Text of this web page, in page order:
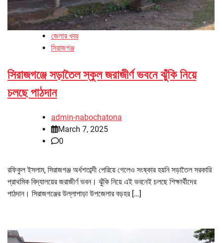
জেলার খবর
সিরাজগঞ্জ
সিরাজগঞ্জে সড়াতৈল স্কুল জরাজীর্ণ ভবনে ঝুঁকি নিয়ে
চলছে পাঠদান
admin-nabochatona
March 7, 2025
0
রফিকুল ইসলাম, সিরাজগঞ্জ অর্ধশতাব্দী পেরিয়ে গেলেও সংষ্কার হয়নি সড়াতৈল সরকারি
প্রাথমিক বিদ্যালয়ের জরাজীর্ণ ভবন। ঝুঁকি নিয়ে এই ভবনেই চলছে শিক্ষার্থীদের
পাঠদান। সিরাজগঞ্জের উল্লাপাড়া উপজেলার বড়হর […]